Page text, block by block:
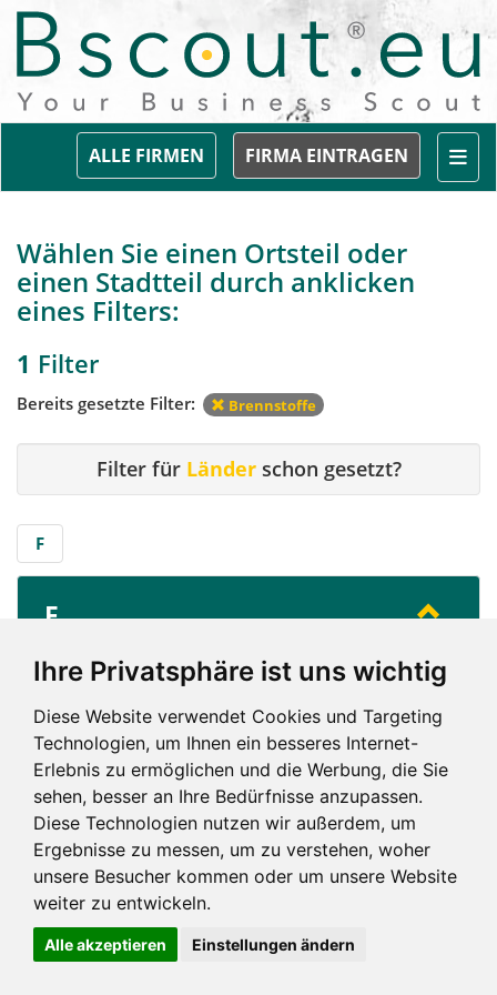
Ihre Privatsphäre ist uns wichtig
Diese Website verwendet Cookies und Targeting
Technologien, um Ihnen ein besseres Internet-
Erlebnis zu ermöglichen und die Werbung, die Sie
sehen, besser an Ihre Bedürfnisse anzupassen.
Diese Technologien nutzen wir außerdem, um
Ergebnisse zu messen, um zu verstehen, woher
unsere Besucher kommen oder um unsere Website
weiter zu entwickeln.
Alle akzeptieren Einstellungen ändern
FIRMA EINTRAGEN
ALLE FIRMEN
Wählen Sie einen Ortsteil oder
einen Stadtteil durch anklicken
eines Filters:
1 Filter
Bereits gesetzte Filter: Brennstoffe
Filter für Länderschon gesetzt?
F
F...
F
Impressum und mehr